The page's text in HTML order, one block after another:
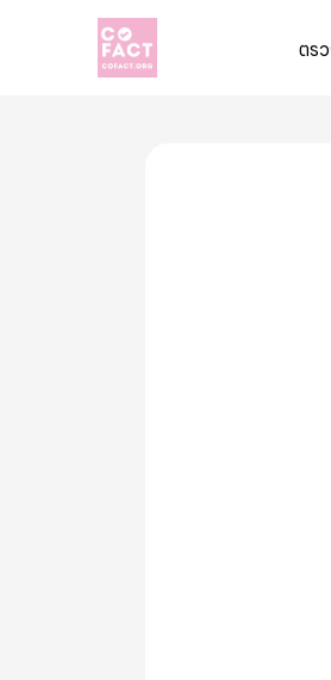
ตร